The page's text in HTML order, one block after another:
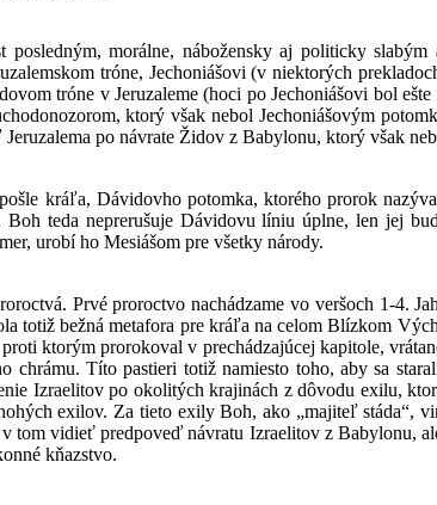
posledným, morálne, nábožensky aj politicky
tróne, Jechoniášovi (v niektorých
tróne v Jeruzaleme (hoci po Jechoniášovi bol
ktorý však nebol Jechoniášovým
po návrate Židov z Babylonu, ktorý však
kráľa, Dávidovho potomka, ktorého prorok
teda neprerušuje Dávidovu líniu úplne, len jej
urobí ho Mesiášom pre všetky národy.
Prvé proroctvo nachádzame vo veršoch 1-4.
totiž bežná metafora pre kráľa na celom Blízkom
ktorým prorokoval v prechádzajúcej kapitole,
chrámu. Títo pastieri totiž namiesto toho, aby sa
Izraelitov po okolitých krajinách z dôvodu exilu,
exilov. Za tieto exily Boh, ako „majiteľ stáda“,
tom vidieť predpoveď návratu Izraelitov z Babylonu,
kňazstvo.